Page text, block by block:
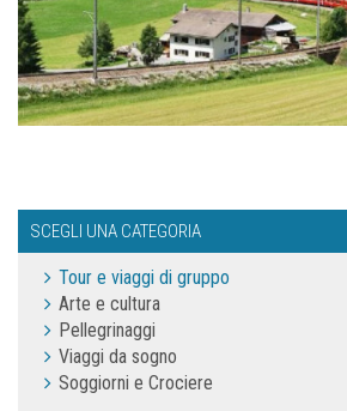
SCEGLI UNA CATEGORIA
Tour e viaggi di gruppo
Arte e cultura
Pellegrinaggi
Viaggi da sogno
Soggiorni e Crociere